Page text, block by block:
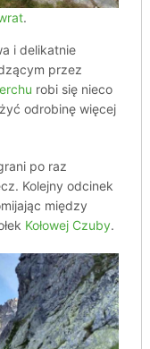
.
i delikatnie
przez
robi się nieco
odrobinę więcej
po raz
Kolejny odcinek
między
Kołowej Czuby.